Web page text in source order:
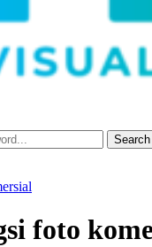
Search
foto